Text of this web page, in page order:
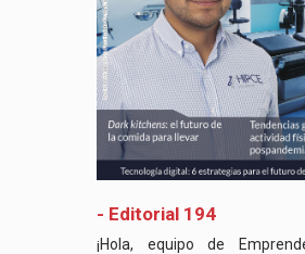
- Editorial 194
¡Hola, equipo de